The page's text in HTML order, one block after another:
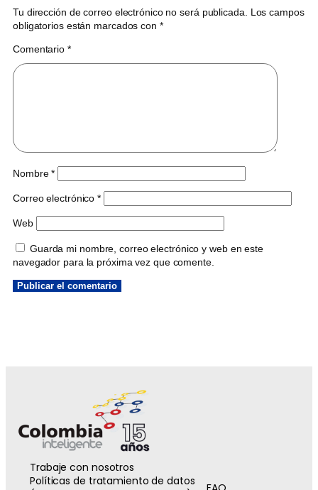
Tu dirección de correo electrónico no será publicada. Los campos
obligatorios están marcados con *
Comentario *
Nombre*
Correo electrónico*
Web
Guarda mi nombre, correo electrónico y web en este
navegador para la próxima vez que comente.
Trabaje con nosotros
Políticas de tratamiento de datos